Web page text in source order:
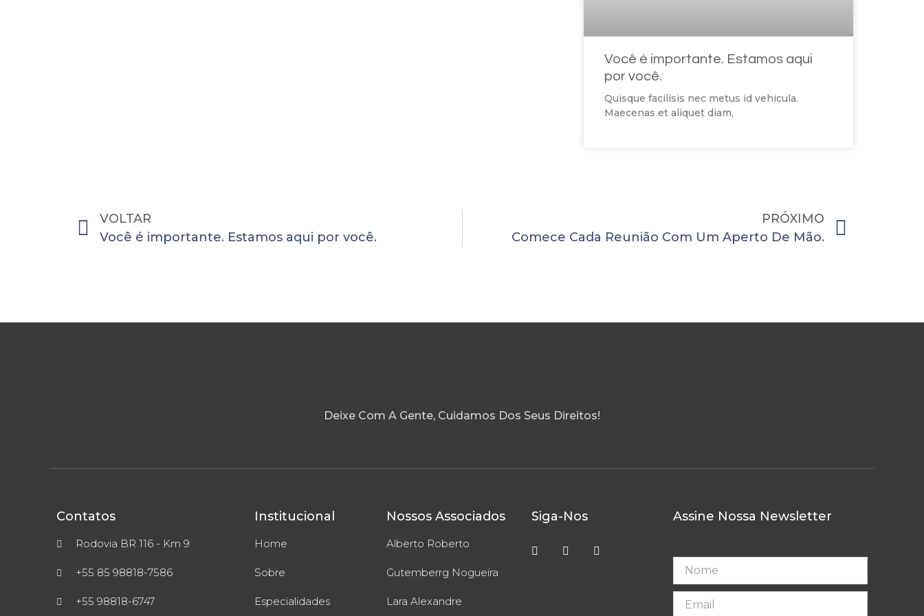
Você é importante. Estamos aqui
por você.
Quisque facilisis nec metus id vehicula.
Maecenas et aliquet diam,
VOLTAR
Você é importante. Estamos aqui por você.
PRÓXIMO
Comece Cada Reunião Com Um Aperto De Mão.
Deixe Com A Gente, Cuidamos Dos Seus Direitos!
Contatos
Rodovia BR 116 - Km 9
+55 85 98818-7586
+55 98818-6747
Institucional
Home
Sobre
Especialidades
Nossos Associados
Alberto Roberto
Gutemberrg Nogueira
Lara Alexandre
Siga-Nos Assine Nossa Newsletter